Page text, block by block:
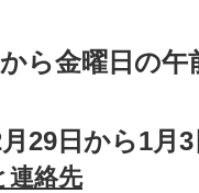
ら金曜日の午
月29日から1月
連絡先